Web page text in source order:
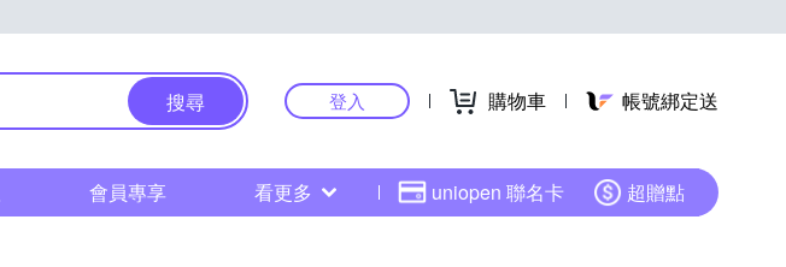
搜尋 登入 購物車 帳號綁定送
會員專享 看更多 uniopen 聯名卡 超贈點